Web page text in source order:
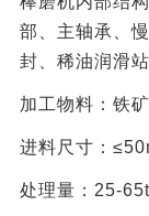
部、主轴承、
封、稀油润滑
加工物料：铁
进料尺寸：
处理量：25-